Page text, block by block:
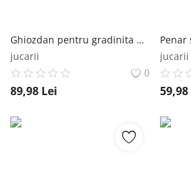
Ghiozdan pentru gradinita Vadobag Sonic Supreme Power 1 compartiment 29x23x8 cm Vadobag
jucarii
0
89,98 Lei
jucarii
59,98